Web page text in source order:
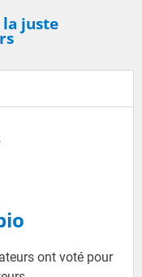
juste
ont voté pour